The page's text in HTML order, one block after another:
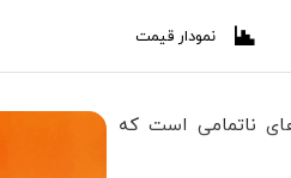
نمودار قیمت
ناتمامی است که